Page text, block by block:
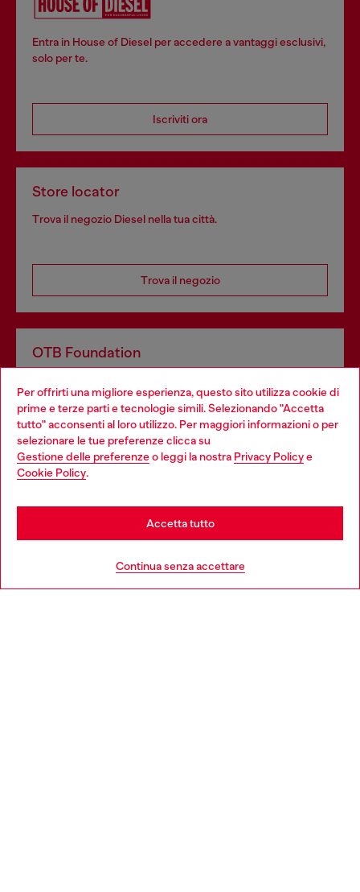
Per offrirti una migliore esperienza, questo sito utilizza cookie di
prime e terze parti e tecnologie simili. Selezionando "Accetta
tutto" acconsenti al loro utilizzo. Per maggiori informazioni o per
selezionare le tue preferenze clicca su
Gestione delle preferenzeo leggi la nostra Privacy Policye
Cookie Policy.
Continua senza accettare
Accetta tutto
Entra in House of Diesel per accedere a vantaggi esclusivi,
solo per te.
Iscriviti ora
Store locator
Trova il negozio Diesel nella tua città.
Trova il negozio
OTB Foundation
profit del gruppo OTB che sostiene progetti concreti per
giovani, donne, inclusione ed emergenze in tutto il mondo.
Choose your location
You are currently browsing Italia website, but it seems you may
be based in United States